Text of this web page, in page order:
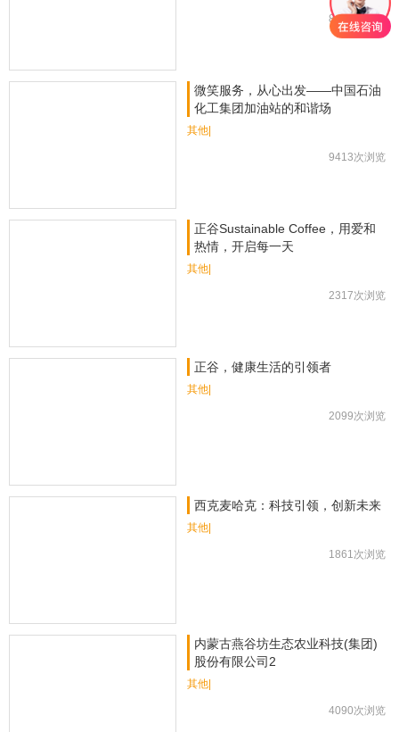
8217次浏览
微笑服务，从心出发——中国石油
化工集团加油站的和谐场
其他|
9413次浏览
正谷Sustainable Coffee，用爱和
热情，开启每一天
其他|
2317次浏览
正谷，健康生活的引领者
其他|
2099次浏览
西克麦哈克：科技引领，创新未来
其他|
1861次浏览
内蒙古燕谷坊生态农业科技(集团)
股份有限公司2
其他|
4090次浏览